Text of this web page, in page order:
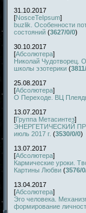
31.10.2017
[NosceTeIpsum]
buzlik. Особенности
состояний (3627/0/0)
30.10.2017
[Абсолютера]
Николай Чудотворец.
школы эзотерики (
25.08.2017
[Абсолютера]
О Переходе. ВЦ
13.07.2017
[Группа Метасинтез]
ЭНЕРГЕТИЧЕСКИЙ
июль 2017 г. (3530/0/0)
13.07.2017
[Абсолютера]
Кармические уроки.
Картины Любви (3576/
13.04.2017
[Абсолютера]
Эго человека.
формирование